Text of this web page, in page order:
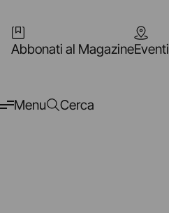
Abbonati al MagazineEventi
Menu Cerca